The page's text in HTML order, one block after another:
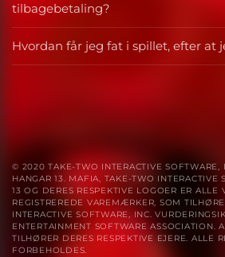
tilbagebetaling?
Hvordan får jeg fat i spillet, efter at
© 2020 TAKE-TWO INTERACTIVE SOFTWARE,
HANGAR 13. MAFIA, TAKE-TWO INTERACTIVE
13 OG DERES RESPEKTIVE LOGOER ER
REGISTREREDE VAREMÆRKER, SOM
INTERACTIVE SOFTWARE, INC.
ENTERTAINMENT SOFTWARE ASSOCIATION.
TILHØRER DERES RESPEKTIVE EJERE. ALLE
FORBEHOLDES.